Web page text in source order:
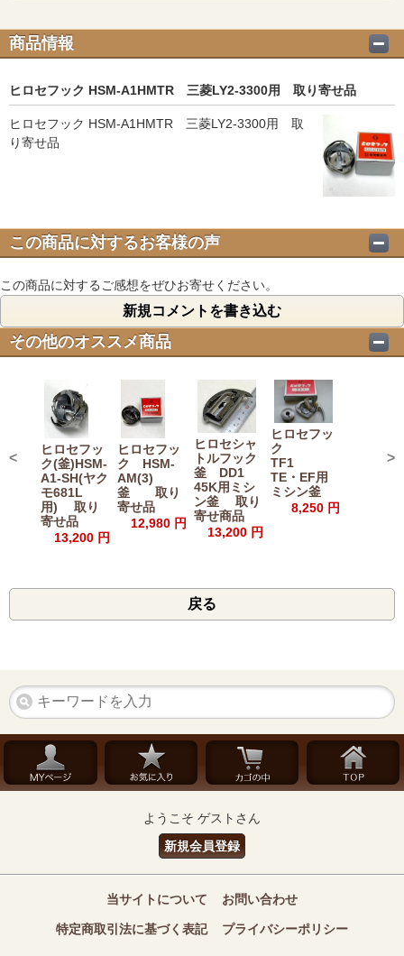
商品情報
ヒロセフック HSM-A1HMTR 三菱LY2-3300用 取り寄せ品
ヒロセフック HSM-A1HMTR 三菱LY2-3300用 取
り寄せ品
この商品に対するお客様の声
この商品に対するご感想をぜひお寄せください。
新規コメントを書き込む
その他のオススメ商品
ヒロセフッ
ク(釜)HSM-
A1-SH(ヤク
モ681L
用) 取り
寄せ品
13,200 円
ヒロセフッ
ク HSM-
AM(3)
釜 取り
寄せ品
12,980 円
ヒロセシャ
トルフック
釜 DD1
45K用ミシ
ン釜 取り
寄せ商品
13,200 円
ヒロセフッ
ク
TF1
TE・EF用
ミシン釜
8,250 円
< >
戻る
ようこそ ゲストさん
新規会員登録
当サイトについて お問い合わせ
特定商取引法に基づく表記 プライバシーポリシー